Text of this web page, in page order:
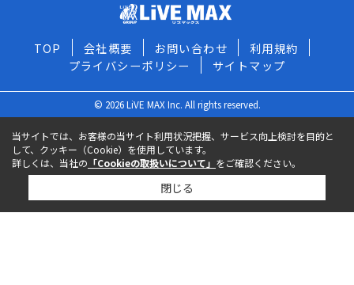
TOP 会社概要 お問い合わせ
利用規約
プライバシーポリシー
サイトマップ
© 2026 LiVE MAX Inc. All rights reserved.
当サイトでは、お客様の当サイト利用状況把握、サービス向上検討を目的と
して、クッキー（Cookie）を使用しています。
詳しくは、当社の 「Cookieの取扱いについて」 をご確認ください。
閉じる